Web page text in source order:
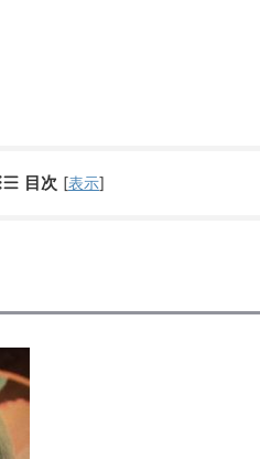
目次 [表示]